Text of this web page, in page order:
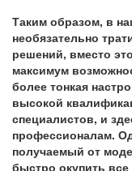
Таким образом, в
необязательно
решений, вместо
максимум
более тонкая
высокой
специалистов, и
профессионалам.
получаемый от
быстро окупить